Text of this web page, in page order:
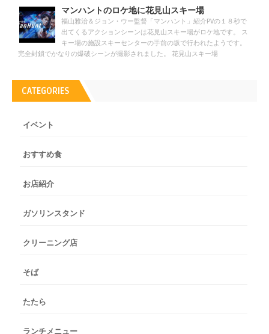
マンハントのロケ地に花見山スキー場
福山雅治＆ジョン・ウー監督「マンハント」紹介PVの１８秒で
出てくるアクションシーンは花見山スキー場がロケ地です。 ス
キー場の施設スキーセンターの手前の坂で行われたようです。
完全封鎖でかなりの爆破シーンが撮影されました。 花見山スキー場
CATEGORIES
イベント
おすすめ食
お店紹介
ガソリンスタンド
クリーニング店
そば
たたら
ランチメニュー